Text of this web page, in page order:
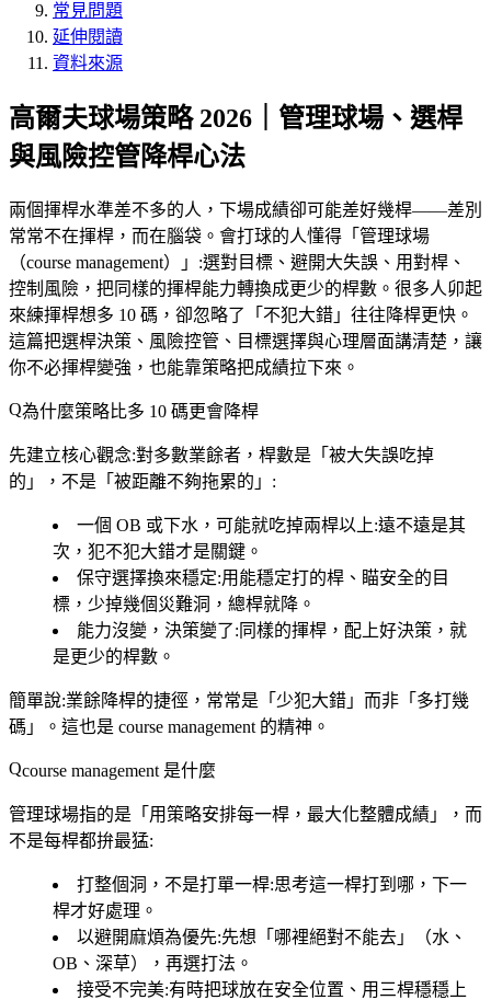
常見問題
延伸閱讀
資料來源
高爾夫球場策略 2026｜管理球場、選桿
與風險控管降桿心法
兩個揮桿水準差不多的人，下場成績卻可能差好幾桿——差別
常常不在揮桿，而在腦袋。會打球的人懂得「管理球場
（course management）」:選對目標、避開大失誤、用對桿、
控制風險，把同樣的揮桿能力轉換成更少的桿數。很多人卯起
來練揮桿想多 10 碼，卻忽略了「不犯大錯」往往降桿更快。
這篇把選桿決策、風險控管、目標選擇與心理層面講清楚，讓
你不必揮桿變強，也能靠策略把成績拉下來。
為什麼策略比多 10 碼更會降桿
先建立核心觀念:對多數業餘者，桿數是「被大失誤吃掉
的」，不是「被距離不夠拖累的」:
一個 OB 或下水，可能就吃掉兩桿以上:遠不遠是其
次，犯不犯大錯才是關鍵。
保守選擇換來穩定:用能穩定打的桿、瞄安全的目
標，少掉幾個災難洞，總桿就降。
能力沒變，決策變了:同樣的揮桿，配上好決策，就
是更少的桿數。
簡單說:業餘降桿的捷徑，常常是「少犯大錯」而非「多打幾
碼」。這也是 course management 的精神。
course management 是什麼
管理球場指的是「用策略安排每一桿，最大化整體成績」，而
不是每桿都拚最猛:
打整個洞，不是打單一桿:思考這一桿打到哪，下一
桿才好處理。
以避開麻煩為優先:先想「哪裡絕對不能去」（水、
OB、深草），再選打法。
接受不完美:有時把球放在安全位置、用三桿穩穩上